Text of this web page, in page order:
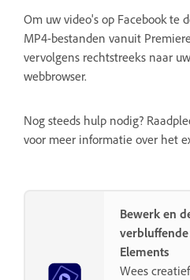
Om uw video's op Facebook te
MP4-bestanden vanuit
vervolgens rechtstreeks naar
webbrowser.
Nog steeds hulp nodig?
voor meer informatie over het
Bewerk en
Elements
Wees